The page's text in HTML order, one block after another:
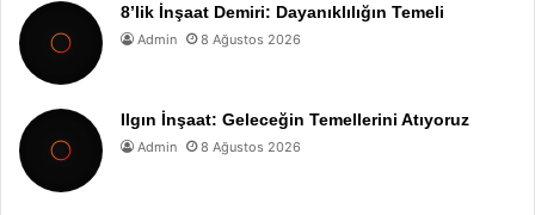
8’lik İnşaat Demiri: Dayanıklılığın Temeli
Admin 8 Ağustos 2026
Ilgın İnşaat: Geleceğin Temellerini Atıyoruz
Admin 8 Ağustos 2026